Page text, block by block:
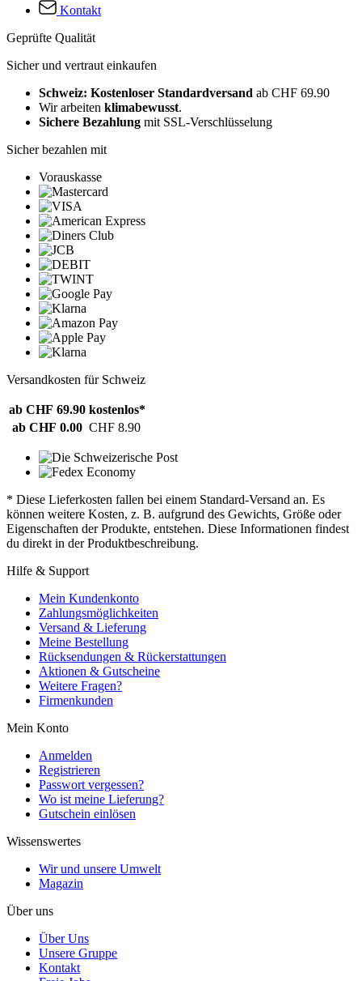
Kontakt
Geprüfte Qualität
Sicher und vertraut einkaufen
Schweiz: Kostenloser Standardversand ab CHF 69.90
Wir arbeiten klimabewusst.
Sichere Bezahlung mit SSL-Verschlüsselung
Sicher bezahlen mit
Vorauskasse
Versandkosten für Schweiz
ab CHF 69.90 kostenlos*
ab CHF 0.00 CHF 8.90
* Diese Lieferkosten fallen bei einem Standard-Versand an. Es
können weitere Kosten, z. B. aufgrund des Gewichts, Größe oder
Eigenschaften der Produkte, entstehen. Diese Informationen findest
du direkt in der Produktbeschreibung.
Hilfe & Support
Mein Kundenkonto
Zahlungsmöglichkeiten
Versand & Lieferung
Meine Bestellung
Rücksendungen & Rückerstattungen
Aktionen & Gutscheine
Weitere Fragen?
Firmenkunden
Mein Konto
Anmelden
Registrieren
Passwort vergessen?
Wo ist meine Lieferung?
Gutschein einlösen
Wissenswertes
Wir und unsere Umwelt
Magazin
Über uns
Über Uns
Unsere Gruppe
Kontakt